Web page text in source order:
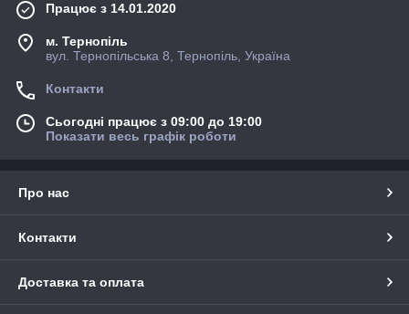
Працює з 14.01.2020
м. Тернопіль
вул. Тернопільська 8, Тернопіль, Україна
Контакти
Сьогодні працює з 09:00 до 19:00
Показати весь графік роботи
Про нас
Контакти
Доставка та оплата